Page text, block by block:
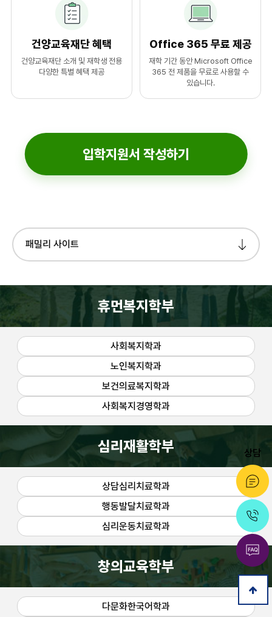
건양교육재단 혜택
건양교육재단 소개 및 재학생 전용
다양한 특별 혜택 제공
Office 365 무료 제공
재학 기간 동안 Microsoft Office
365 전 제품을 무료로 사용할 수
있습니다.
현대 사회의 복지 사각지대를 해소하고, 생애주기별 맞춤형 사회보장 체계를 설계하는 사
사각지대 없는 사회 안전망의 설계자, 현대 복지의 미래를 만드는 전문가를 양성합니다.
AI 기술로 사회적 가치를 실현하는 디지털 전환(DX) 사회복지 전문 실무자 양성
단순히 AI를 다루는 수준을 넘어, 데이터를 활용해 복지 사각지대를 정밀하게 찾아내는
지속 가능한 내일을 위한 세대 공감으로 중장년층의 사회적 경제 참여와 생산적 복지를
소셜 마스터 클래스(Social Master-Class). “현장전문가 직강” 현장 전문가에게 직접
가치 실천 프로젝트(Value-Action)- “동행봉사회”. 단순 봉사가 아닌, 사회복지적 가치
건양 복지인 어울림 한마당(Social Unity Day). 경쟁보다는 복지인으로서의 유대감과 연
비전 셰어링 캠프(Vision Sharing Camp). 우리의 꿈이 풍경이 되다
교수자의 맞춤형 이음(Connect) 멘토링. 선배의 노하우로 성장을 돕고 후배의 적응을 이
글로벌 소셜 리더 아카이브(Global Social Leader Archive). 국내를 넘어 글로벌 복지
동문 이야기. 현장에서 활약 중인 선배들의 생생한 이야기를 통해 진로와 가능성을 확인해
사회복지학과, 취득 가능 자격증 무엇이 있을까? 사회복지학과 재학 중 또는 졸업과 동시
사회복지학과 교육과정. 체계적으로 설계된 4년 교육과정으로 자격증 취득과 현장 실무
숫자로 증명하는 재학생 만족도. 매년 시행되는 재학생 종합만족도 조사 결과
졸업생이 말하는 리얼 생생후기. 건양사이버대학교 사회복지학과를 졸업한 선배들이 직
놓칠 수 없는 건양사이버대학교 혜택. 재학생이 누릴 수 있는 다양한 장학금 및 지원 프로
입학지원서 작성하기
휴먼복지학부
사회복지학과
노인복지학과
보건의료복지학과
사회복지경영학과
심리재활학부
상담심리치료학과
행동발달치료학과
심리운동치료학과
창의교육학부
다문화한국어학과
패밀리 사이트
상담